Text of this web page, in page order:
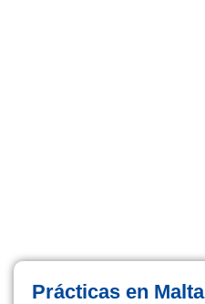
Prácticas en Malta